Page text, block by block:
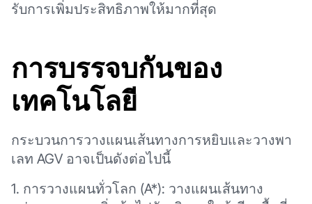
รับการเพิ่มประสิทธิภาพให้มากที่สุด
การบรรจบกันของ
เทคโนโลยี
กระบวนการวางแผนเส้นทางการหยิบและวางพา
เลท AGV อาจเป็นดังต่อไปนี้
1. การวางแผนทั่วโลก (A*): วางแผนเส้นทาง